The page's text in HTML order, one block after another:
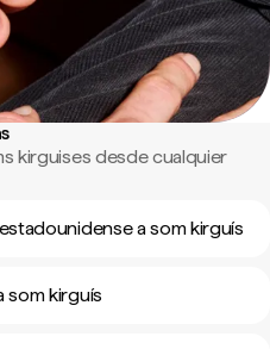
kirguises desde cualquier
a som kirguís
som kirguís